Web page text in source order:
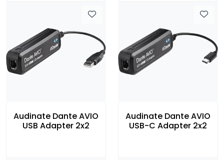
Audinate Dante AVIO
USB Adapter 2x2
Audinate Dante AVIO
USB-C Adapter 2x2